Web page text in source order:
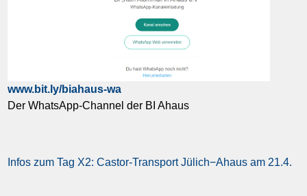
www.bit.ly/biahaus-wa
Der WhatsApp-Channel der BI Ahaus
Infos zum Tag X2: Castor-Transport Jülich−Ahaus am 21.4.